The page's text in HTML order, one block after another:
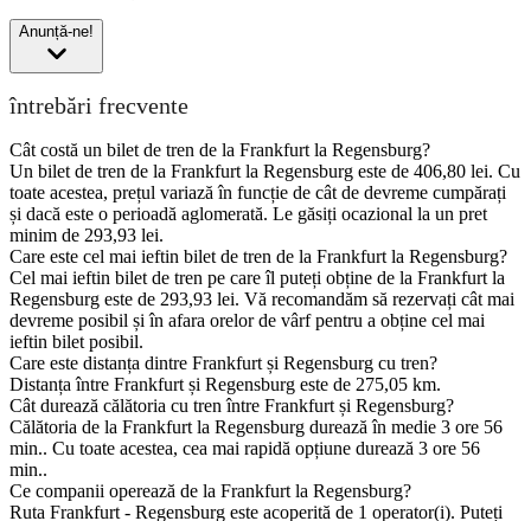
Anunță-ne!
întrebări frecvente
Cât costă un bilet de tren de la Frankfurt la Regensburg?
Un bilet de tren de la Frankfurt la Regensburg este de 406,80 lei. Cu
toate acestea, prețul variază în funcție de cât de devreme cumpărați
și dacă este o perioadă aglomerată. Le găsiți ocazional la un pret
minim de 293,93 lei.
Care este cel mai ieftin bilet de tren de la Frankfurt la Regensburg?
Cel mai ieftin bilet de tren pe care îl puteți obține de la Frankfurt la
Regensburg este de 293,93 lei. Vă recomandăm să rezervați cât mai
devreme posibil și în afara orelor de vârf pentru a obține cel mai
ieftin bilet posibil.
Care este distanța dintre Frankfurt și Regensburg cu tren?
Distanța între Frankfurt și Regensburg este de 275,05 km.
Cât durează călătoria cu tren între Frankfurt și Regensburg?
Călătoria de la Frankfurt la Regensburg durează în medie 3 ore 56
min.. Cu toate acestea, cea mai rapidă opțiune durează 3 ore 56
min..
Ce companii operează de la Frankfurt la Regensburg?
Ruta Frankfurt - Regensburg este acoperită de 1 operator(i). Puteți